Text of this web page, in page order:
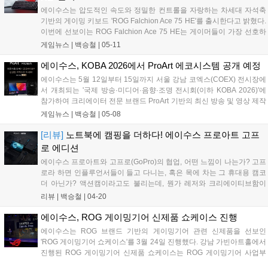
에이수스는 압도적인 속도와 정밀한 컨트롤을 자랑하는 차세대 자석축
기반의 게이밍 키보드 'ROG Falchion Ace 75 HE'를 출시한다고 밝혔다.
이번에 선보이는 ROG Falchion Ace 75 HE는 게이머들이 가장 선호하
는 75% 레이아웃을 채택해, 키보드 사용 시에 반응성을 높이고 풀배열
최신 자석축인 ROG HFX V2X 자석축 스위치와 ROG HFX V2 스위치를
화함으로써 극강의 정밀도와 일관된 타건감을 제공하는 것이 특징이
다....
게임뉴스 | 백승철 | 05-11
에이수스, KOBA 2026에서 ProArt 에코시스템 공개 예정
에이수스는 5월 12일부터 15일까지 서울 강남 코엑스(COEX) 전시장에
서 개최되는 '국제 방송·미디어·음향·조명 전시회(이하 KOBA 2026)'에
참가하여 크리에이터 전문 브랜드 ProArt 기반의 최신 방송 및 영상 제작
솔루션을 선보인다고 밝혔다. 에이수스는 이번 KOBA 2026에서 8.5부스
공개할 예정이다. 크리에이터에게 영감을 주기 위한 최상의 모니터, 노
트북, 데스크톱, 컴포넌트 및 주변기기에 이르기까지 모든 카테고리에
대한 생태계를 시연하고 직접 체험할 수 있도록 구성했다....
게임뉴스 | 백승철 | 05-08
[리뷰] 노트북에 캠핑을 더하다! 에이수스 프로아트 고프
로 에디션
에이수스 프로아트와 고프로(GoPro)의 협업, 어떤 느낌이 나는가? 고프
로라 하면 인플루언서들이 들고 다니는, 혹은 목에 차는 그 휴대용 캠코
더 아닌가? 액션캠이라고도 불리는데, 뭔가 레저와 크리에이티브함이
섞인, 감성으로 얘기하자면 캠핑 감성이 물씬 풍기는데, 에이수스의 프
쳐 '에이수스 프로아트 고프로 에디션(ProArt GoPro Edition) PX13'를 선
리뷰 | 백승철 | 04-20
에이수스, ROG 게이밍기어 신제품 쇼케이스 진행
에이수스는 ROG 브랜드 기반의 게이밍기어 관련 신제품을 선보인
'ROG 게이밍기어 쇼케이스'를 3월 24일 진행했다. 강남 가빈아트홀에서
진행된 ROG 게이밍기어 신제품 쇼케이스는 ROG 게이밍기어 사업부